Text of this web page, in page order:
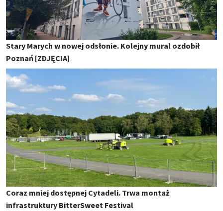
Stary Marych w nowej odsłonie. Kolejny mural ozdobił
Poznań [ZDJĘCIA]
Coraz mniej dostępnej Cytadeli. Trwa montaż
infrastruktury BitterSweet Festival